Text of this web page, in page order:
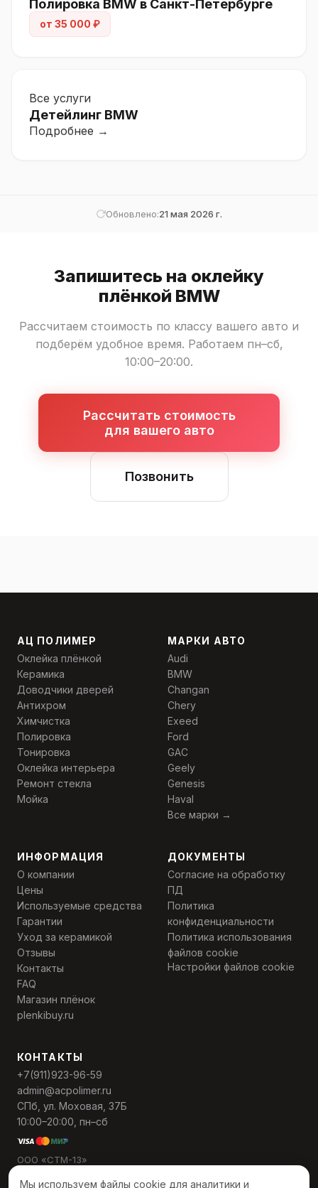
Полировка BMW в Санкт-Петербурге
от 35 000 ₽
Все услуги
Детейлинг BMW
Подробнее →
Обновлено:21 мая 2026 г.
Запишитесь на оклейку
плёнкой BMW
Рассчитаем стоимость по классу вашего авто и
подберём удобное время. Работаем пн–сб,
10:00–20:00.
Рассчитать стоимость
для вашего авто
Позвонить
АЦ ПОЛИМЕР
Оклейка плёнкой
Керамика
Доводчики дверей
Антихром
Химчистка
Полировка
Тонировка
Оклейка интерьера
Ремонт стекла
Мойка
МАРКИ АВТО
Audi
BMW
Changan
Chery
Exeed
Ford
GAC
Geely
Genesis
Haval
Все марки →
ИНФОРМАЦИЯ
О компании
Цены
Используемые средства
Гарантии
Уход за керамикой
Отзывы
Контакты
FAQ
Магазин плёнок
plenkibuy.ru
ДОКУМЕНТЫ
Согласие на обработку
ПД
Политика
конфиденциальности
Политика использования
файлов cookie
Настройки файлов cookie
КОНТАКТЫ
+7(911)923-96-59
admin@acpolimer.ru
СПб, ул. Моховая, 37Б
10:00–20:00, пн–сб
ООО «СТМ-13»
Мы используем файлы cookie для аналитики и